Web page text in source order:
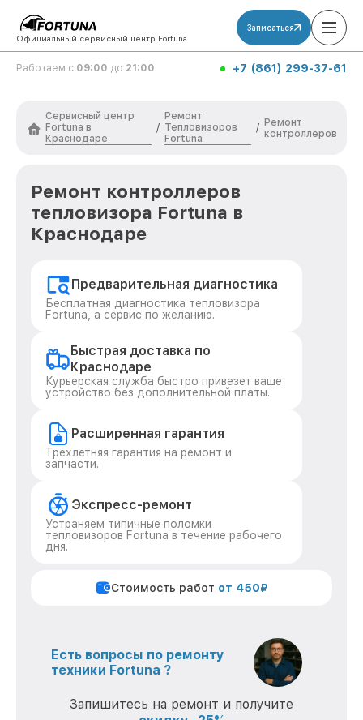
Официальный сервисный центр Fortuna
Записаться
Работаем с 09:00 до 21:00 +7 (861) 299-37-61
Сервисный центр
Fortuna в
Краснодаре
/
Ремонт
Тепловизоров
Fortuna
/ Ремонт
контроллеров
Ремонт контроллеров
тепловизора Fortuna в
Краснодаре
Предварительная диагностика
Бесплатная диагностика тепловизора
Fortuna, а сервис по желанию.
Быстрая доставка по
Краснодаре
Курьерская служба быстро привезет ваше
устройство без дополнительной платы.
Расширенная гарантия
Трехлетняя гарантия на ремонт и
запчасти.
Экспресс-ремонт
Устраняем типичные поломки
тепловизоров Fortuna в течение рабочего
дня.
Стоимость работ от 450₽
Есть вопросы по ремонту
техники Fortuna ?
Запишитесь на ремонт и получите